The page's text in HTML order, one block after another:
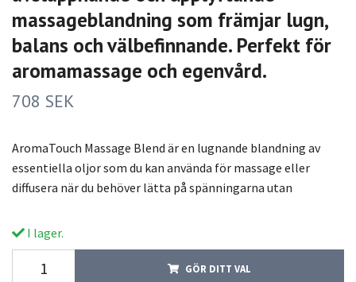
massageblandning som främjar lugn,
balans och välbefinnande. Perfekt för
aromamassage och egenvård.
708 SEK
AromaTouch Massage Blend är en lugnande blandning av
essentiella oljor som du kan använda för massage eller
diffusera när du behöver lätta på spänningarna utan
I lager.
GÖR DITT VAL